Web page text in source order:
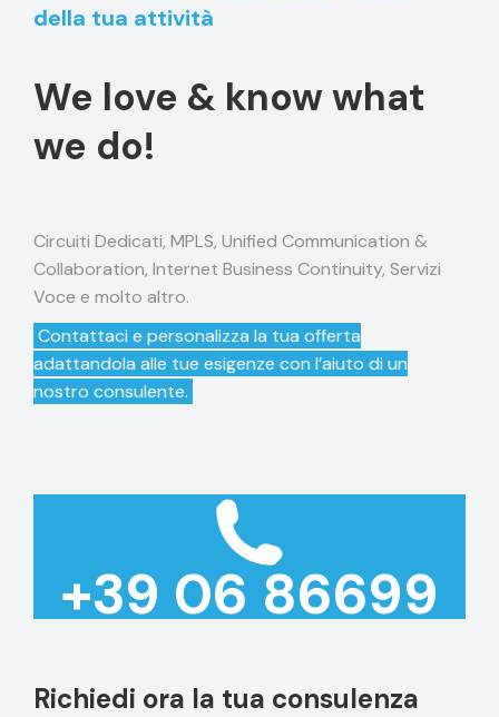
della tua attività
We love & know what
we do!
Circuiti Dedicati, MPLS, Unified Communication &
Collaboration, Internet Business Continuity, Servizi
Voce e molto altro.
Contattaci e personalizza la tua offerta
adattandola alle tue esigenze con l’aiuto di un
nostro consulente.
+39 06 86699
Richiedi ora la tua consulenza